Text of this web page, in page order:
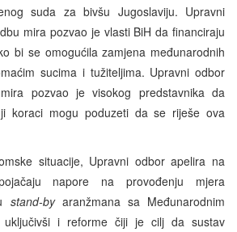
suda za bivšu Jugoslaviju. Upravni
mira pozvao je vlasti BiH da financiraju
bi se omogućila zamjena međunarodnih
sucima i tužiteljima. Upravni odbor
pozvao je visokog predstavnika da
koraci mogu poduzeti da se riješe ova
situacije, Upravni odbor apelira na
napore na provođenju mjera
stand-byaranžmana sa Međunarodnim
uključivši i reforme čiji je cilj da sustav